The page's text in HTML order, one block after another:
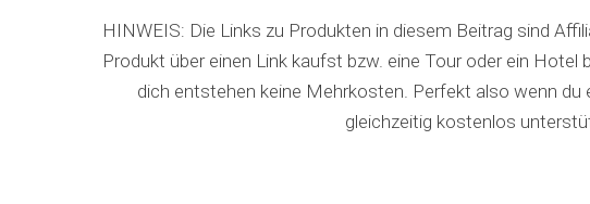
HINWEIS: Die Links zu Produkten in diesem Beitrag sind
Produkt über einen Link kaufst bzw. eine Tour oder ein Hotel
dich entstehen keine Mehrkosten. Perfekt also wenn
gleichzeitig kostenlos